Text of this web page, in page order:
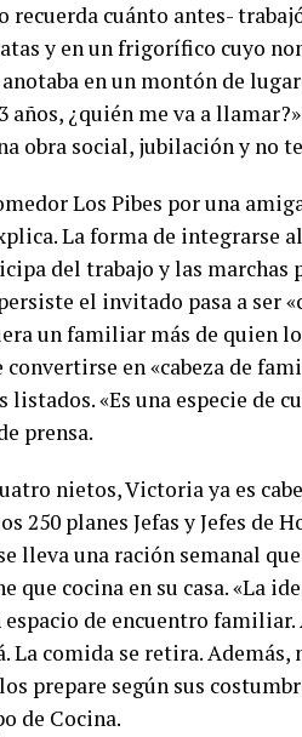
recuerda cuánto antes-
y en un frigorífico cuyo
en un montón de
años, ¿quién me va a
obra social, jubilación y no
Los Pibes por una
La forma de integrarse
del trabajo y las
el invitado pasa a ser
un familiar más de quien
convertirse en «cabeza de
listados. «Es una especie de
prensa.
nietos, Victoria ya es
250 planes Jefas y Jefes de
lleva una ración semanal
que cocina en su casa. «La
de encuentro
La comida se retira.
prepare según sus
de Cocina.